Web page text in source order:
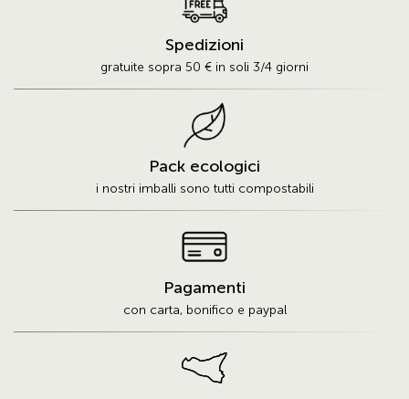
Spedizioni
gratuite sopra 50 € in soli 3/4 giorni
Pack ecologici
i nostri imballi sono tutti compostabili
Pagamenti
con carta, bonifico e paypal